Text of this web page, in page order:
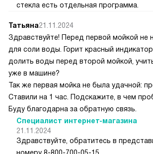
стекла есть отдельная программа.
Татьяна21.11.2024
Здравствуйте! Перед первой мойкой не
для соли воды. Горит красный
долить воды перед второй мойкой,
уже в машине?
Так же первая мойка не была удачной:
Ставили на 1 час. Подскажите, в чем
Буду благодарна за обратную связь.
Специалист интернет-магазина
21.11.2024
Здравствуйте, обратитесь в